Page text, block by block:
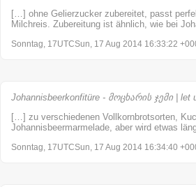
[…] ohne Gelierzucker zubereitet, passt
Milchreis. Zubereitung ist ähnlich, wie bei
Sonntag, 17UTCSun, 17 Aug 2014 16:33:22
Johannisbeerkonfitüre - მოცხარის ჯემი | let
[…] zu verschiedenen Vollkornbrotsorten,
Johannisbeermarmelade, aber wird etwas
Sonntag, 17UTCSun, 17 Aug 2014 16:34:40